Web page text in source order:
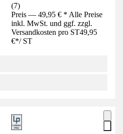
(7)
Preis — 49,95 € * Alle Preise
inkl. MwSt. und ggf. zzgl.
Versandkosten pro ST49,95
€*/ ST